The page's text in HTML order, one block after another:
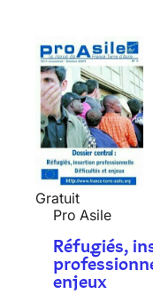
Gratuit
Pro Asile
Réfugiés,
enjeux